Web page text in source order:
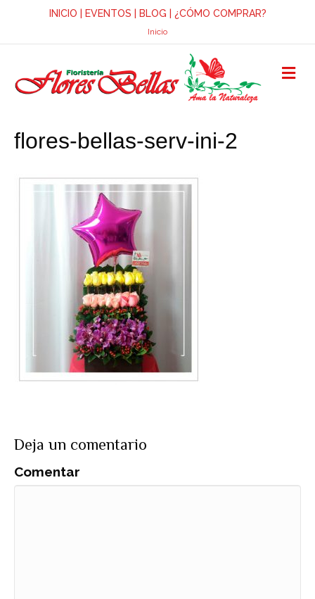
INICIO EVENTOS BLOG ¿CÓMO COMPRAR?
Inicio
M
E
flores-bellas-serv-ini-2
Deja un comentario
Comentar